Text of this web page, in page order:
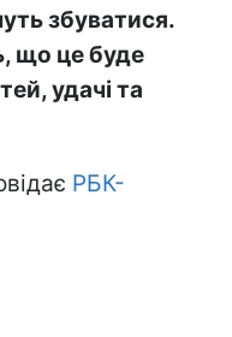
збуватися.
що це буде
удачі та
РБК-